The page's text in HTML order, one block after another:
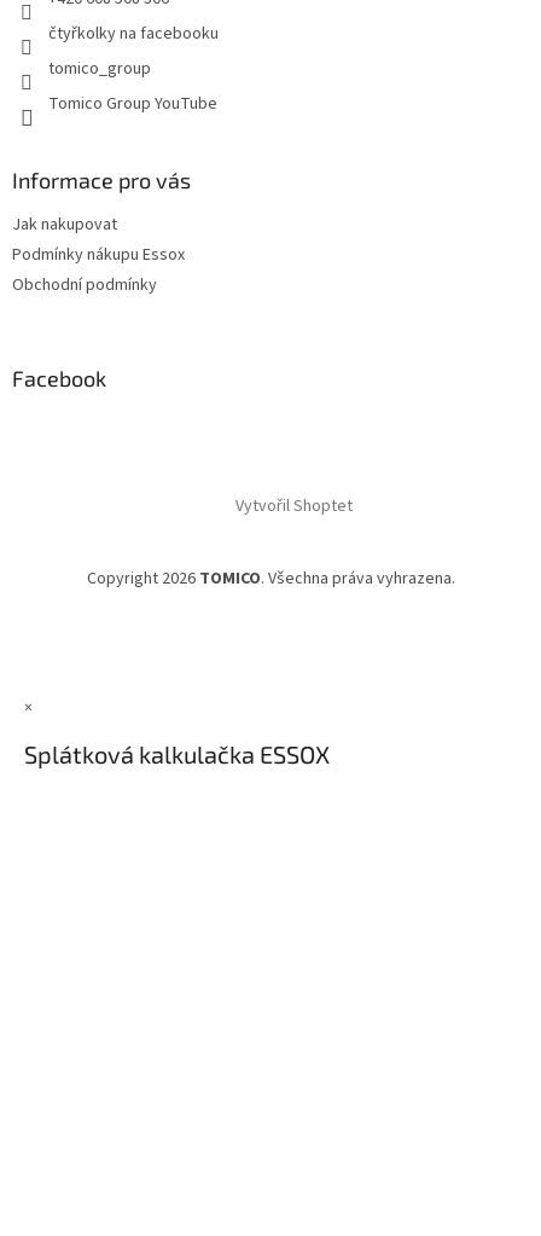
čtyřkolky na facebooku
tomico_group
Tomico Group YouTube
Informace pro vás
Jak nakupovat
Podmínky nákupu Essox
Obchodní podmínky
Facebook
Vytvořil Shoptet
Copyright 2026 TOMICO. Všechna práva vyhrazena.
×
Splátková kalkulačka ESSOX